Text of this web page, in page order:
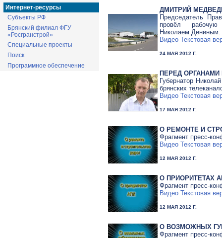
Интернет-ресурсы
Субъекты РФ
Брянский филиал ФГУ
«Росгранстрой»
Специальные проекты
Поиск
Программное обеспечение
ДМИТРИЙ
Председатель
провёл
Николаем Дениным.
Видео Текстовая
24 МАЯ 2012 Г.
ПЕРЕД
Губернатор
брянских
Видео Текстовая
17 МАЯ 2012 Г.
О РЕМОНТЕ И
Фрагмент пресс-
Видео Текстовая
12 МАЯ 2012 Г.
О ПРИОРИТЕТАХ
Фрагмент пресс-
Видео Текстовая
12 МАЯ 2012 Г.
О ВОЗМОЖНЫХ
Фрагмент пресс-